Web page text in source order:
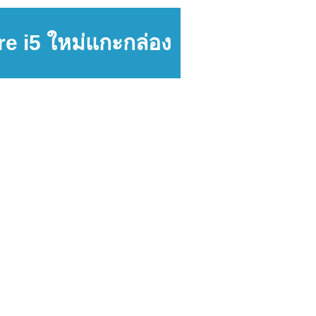
i5 ใหม่แกะกล่อง